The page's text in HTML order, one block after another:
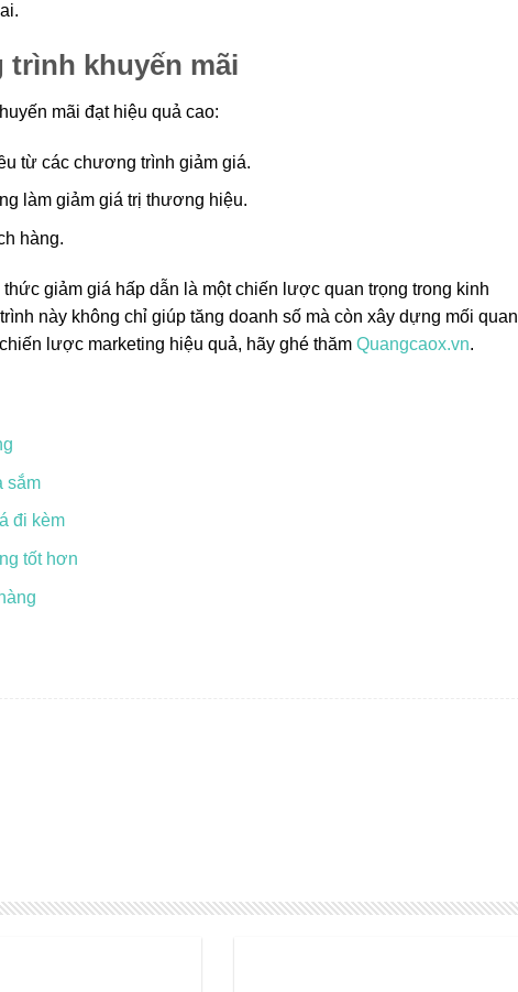
khuyến mãi
mãi đạt hiệu quả cao:
từ các chương trình giảm giá.
làm giảm giá trị thương hiệu.
hàng.
giảm giá hấp dẫn là một chiến lược quan trọng trong kinh
này không chỉ giúp tăng doanh số mà còn xây dựng mối quan
lược marketing hiệu quả, hãy ghé thăm Quangcaox.vn.
sắm
đi kèm
tốt hơn